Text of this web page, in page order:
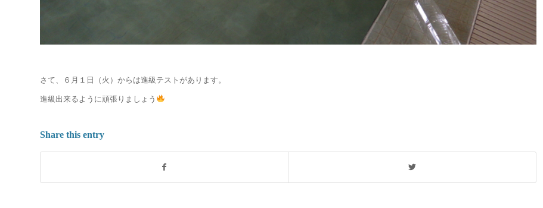
さて、６月１日（火）からは進級テストがあります。
進級出来るように頑張りましょう
Share this entry